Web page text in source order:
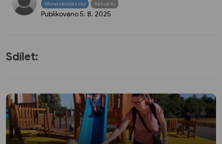
Moravskoslezský Aktuality
Publikováno5. 8. 2025
Sdílet: